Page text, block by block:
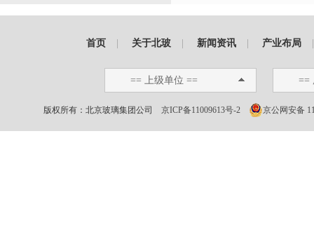
首页 关于北玻 新闻资讯 产业布局
== 上级单位 == ==
版权所有：北京玻璃集团公司 京ICP备11009613号-2 京公网安备